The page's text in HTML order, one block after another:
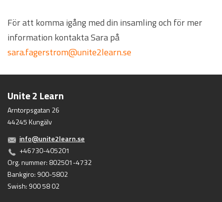
För att komma igång med din insamling och för mer
information kontakta Sara på
sara.fagerstrom@unite2learn.se
Unite 2 Learn
Arntorpsgatan 26
44245 Kungälv
info@unite2learn.se
+46730-405201
Org. nummer: 802501-4732
Bankgiro: 900-5802
Swish: 900 58 02